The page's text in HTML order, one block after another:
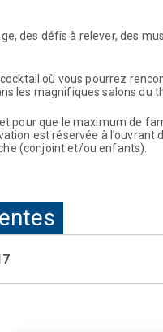
des défis à relever, des
cocktail où vous pourrez
les magnifiques salons du
pour que le maximum de
est réservée à l’ouvrant
(conjoint et/ou enfants).